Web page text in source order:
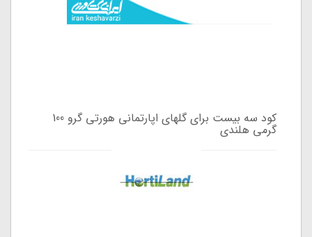
کود سه بیست برای گلهای اپارتمانی هورتی گرو 100
گرمی هلندی